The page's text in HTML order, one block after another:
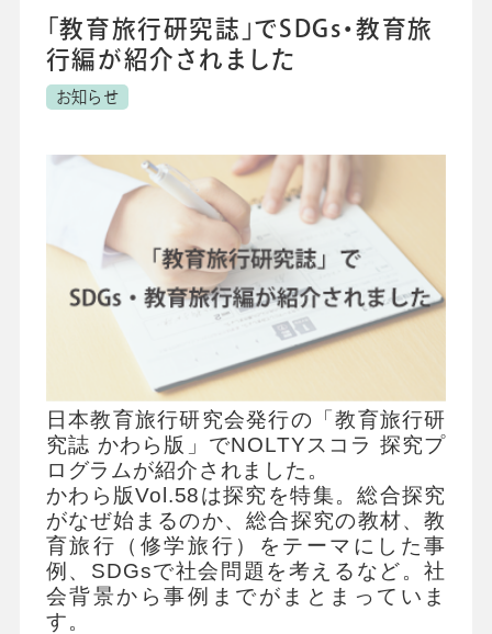
よくあるご質問
校長・副校長インタビュー
先生の学び応援コラム
SDGsの取組み
導入校向け データベース
会社情報グループ会社 プライバシーポリシー個人情報保護法 利用規約
採用情報
「教育旅行研究誌」でSDGs・教育旅
行編が紹介されました
お知らせ
日本教育旅行研究会発行の「教育旅行研
究誌 かわら版」でNOLTYスコラ 探究プ
ログラムが紹介されました。
かわら版Vol.58は探究を特集。総合探究
がなぜ始まるのか、総合探究の教材、教
育旅行（修学旅行）をテーマにした事
例、SDGsで社会問題を考えるなど。社
会背景から事例までがまとまっていま
す。